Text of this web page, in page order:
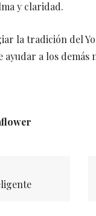
y claridad.
la tradición del
a los